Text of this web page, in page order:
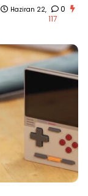
Haziran 22,
0
117